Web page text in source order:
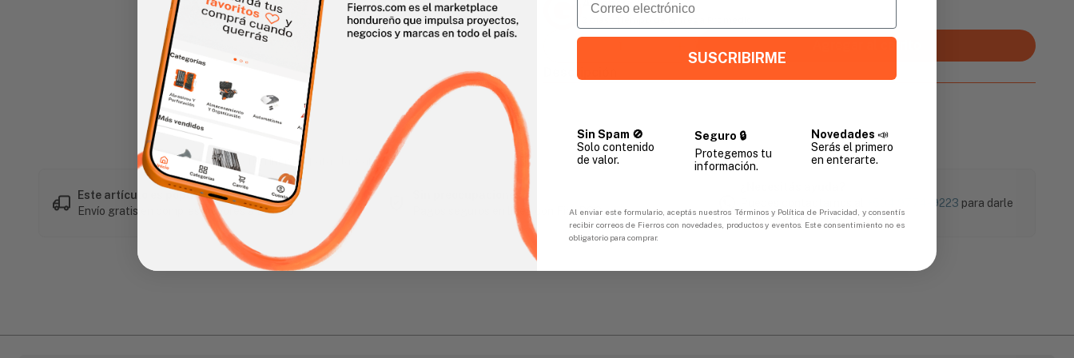
Haz clic en la imagen para alargar
Agencia Global
Agregar al carrito
Descripción
Este artículo es popular
Envío gratis en compras mayores a L 1,500
Sin preocupaciones
Pagos seguros en línea con FicoPOS
+504 9774-9223 para darle
soporte a tu compra.
SUSCRIBIRME
Sin Spam 🚫
Solo contenido
de valor.
Seguro 🔒
Protegemos tu
información.
Novedades📣
Serás el primero
en enterarte.
Al enviar este formulario, aceptás nuestros Términos y Política de Privacidad, y consentís
recibir correos de Fierros con novedades, productos y eventos. Este consentimiento no es
obligatorio para comprar.